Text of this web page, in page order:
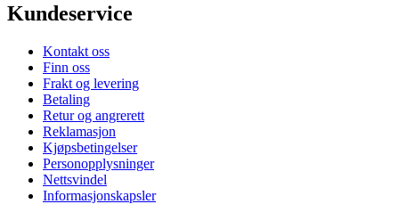
Kundeservice
Kontakt oss
Finn oss
Frakt og levering
Betaling
Retur og angrerett
Reklamasjon
Kjøpsbetingelser
Personopplysninger
Nettsvindel
Informasjonskapsler